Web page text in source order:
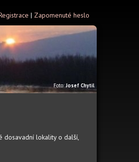
| Zapomenuté heslo
Foto: Josef Chytil
dosavadní lokality o další,